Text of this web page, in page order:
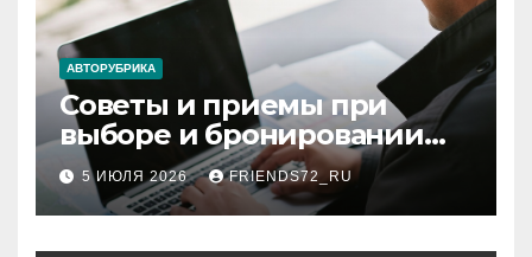
АВТОРУБРИКА
Советы и приемы при
выборе и бронировании
авиабилетов
5 ИЮЛЯ 2026 FRIENDS72_RU